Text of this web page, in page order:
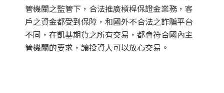
管機關之監管下，合法推廣槓桿保證金業務，客
戶之資金都受到保障，和國外不合法之詐騙平台
不同，在凱基期貨之所有交易，都會符合國內主
管機關的要求，讓投資人可以放心交易。